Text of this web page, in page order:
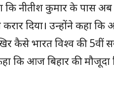
नीतीश कुमार के पास अब
दिया। उन्होंने कहा कि
कैसे भारत विश्व की 5वीं
कि आज बिहार की मौजूदा